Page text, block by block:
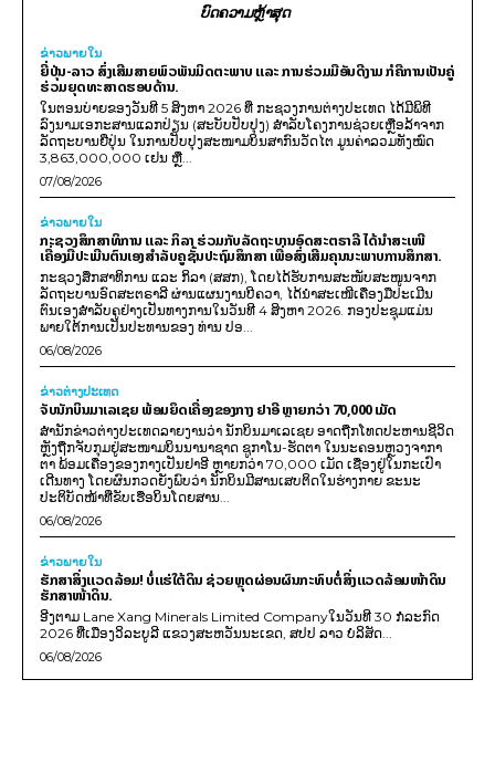
ບົດຄວາມຫຼ້າສຸດ
ຂ່າວພາຍ​ໃນ
ຍີ່ປຸ່ນ-ລາວ ສົ່ງເສີມສາຍພົວພັນມິດຕະພາບ ແລະ ການຮ່ວມມືອັນດີງາມ ກໍຄືການເປັນຄູ່
ຮ່ວມຍຸດທະສາດຮອບດ້ານ.
ໃນຕອນບ່າຍຂອງວັນທີ 5 ສິງຫາ 2026 ທີ່ ກະຊວງການຕ່າງປະເທດ ໄດ້ມີພິທີ
ລົງນາມເອກະສານແລກປ່ຽນ (ສະບັບປັບປຸງ) ສໍາລັບໂຄງການຊ່ວຍເຫຼືອລ້າຈາກ
ລັດຖະບານຍີ່ປຸ່ນ ໃນການປັບປຸງສະໜາມບິນສາກົນວັດໄຕ ມູນຄ່າລວມທັງໝົດ
3,863,000,000 ເຢນ ຫຼື...
07/08/2026
ຂ່າວພາຍ​ໃນ
ກະຊວງສຶກສາທິການ ແລະ ກິລາ ຮ່ວມກັບລັດຖະບານອົດສະຕຣາລີ ໄດ້ນຳສະເໜີ
ເຄື່ອງມືປະເມີນຕົນເອງສຳລັບຄູຊັ້ນປະຖົມສຶກສາ ເພື່ອສົ່ງເສີມຄຸນນະພາບການສຶກສາ.
ກະຊວງສຶກສາທິການ ແລະ ກິລາ (ສສກ), ໂດຍໄດ້ຮັບການສະໜັບສະໜູນຈາກ
ລັດຖະບານອົດສະຕຣາລີ ຜ່ານແຜນງານບີຄວາ, ໄດ້ນຳສະເໜີເຄື່ອງມືປະເມີນ
ຕົນເອງສຳລັບຄູຢ່າງເປັນທາງການໃນວັນທີ 4 ສິງຫາ 2026. ກອງປະຊຸມແມ່ນ
ພາຍໃຕ້ການເປັນປະທານຂອງ ທ່ານ ປອ...
06/08/2026
ຂ່າວຕ່າງປະເທດ
ຈັບນັກບິນມາເລເຊຍ ພ້ອມຍຶດເຄື່ອງຂອງກາງ ຢາອີ ຫຼາຍກວ່າ 70,000 ເມັດ
ສຳນັກຂ່າວຕ່າງປະເທດລາຍງານວ່າ ນັກບິນມາເລເຊຍ ອາດຖືກໂທດປະຫານຊີວິດ
ຫຼັງຖືກຈັບກຸມຢູ່ສະໜາມບິນນານາຊາດ ຊູກາໂນ-ຮັດຕາ ໃນນະຄອນຫຼວງຈາກາ
ຕາ ພ້ອມເຄື່ອງຂອງກາງເປັນຢາອີ ຫຼາຍກວ່າ 70,000 ເມັດ ເຊື່ອງຢູ່ໃນກະເປົາ
ເດີນທາງ ໂດຍຜົນກວດຍັງພົບວ່າ ນັກບິນມີສານເສບຕິດໃນຮ່າງກາຍ ຂະນະ
ປະຕິບັດໜ້າທີ່ຂັບເຮືອບິນໂດຍສານ...
06/08/2026
ຂ່າວພາຍ​ໃນ
ຮັກສາສິ່ງແວດລ້ອມ! ບໍ່ແຮ່ໃຕ້ດິນ ຊ່ວຍຫຼຸດຜ່ອນຜົນກະທົບຕໍ່ສິ່ງແວດລ້ອມໜ້າດິນ
ຮັກສາໜ້າດິນ.
ອີງຕາມ Lane Xang Minerals Limited Companyໃນວັນທີ 30 ກໍລະກົດ
2026 ທີ່ເມືອງວິລະບູລີ ແຂວງສະຫວັນນະເຂດ, ສປປ ລາວ ບໍລິສັດ...
06/08/2026